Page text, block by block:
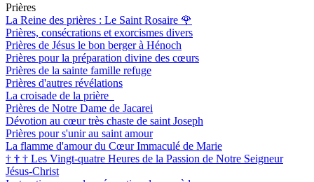
Prières
La Reine des prières : Le Saint Rosaire 🌹
Prières, consécrations et exorcismes divers
Prières de Jésus le bon berger à Hénoch
Prières pour la préparation divine des cœurs
Prières de la sainte famille refuge
Prières d'autres révélations
La croisade de la prière
Prières de Notre Dame de Jacarei
Dévotion au cœur très chaste de saint Joseph
Prières pour s'unir au saint amour
La flamme d'amour du Cœur Immaculé de Marie
† † † Les Vingt-quatre Heures de la Passion de Notre Seigneur
Jésus-Christ